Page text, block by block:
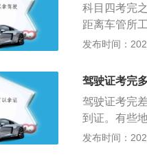
科目四考完
距离车管所
了。在科目
寄拿证了。
动车驾驶证
小时的交通
发布时间：
驾驶证考完
驾驶证考完
到证。有些
证。驾驶车
发布时间：